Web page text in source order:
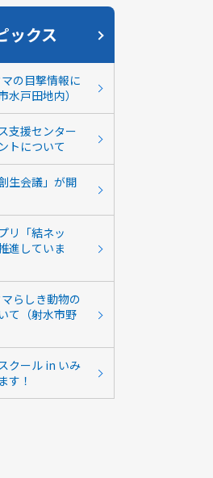
ックス
マの目撃情報に
水戸田地内）
支援センター
トについて
生会議」が開
リ「結ネッ
進していま
マらしき動物の
て（射水市野
クール in いみ
す！